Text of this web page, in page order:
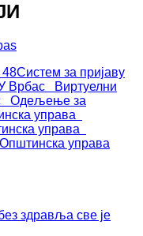
Систем за пријаву
Врбас
Виртуелни
Одељење за
управа
управа
управа